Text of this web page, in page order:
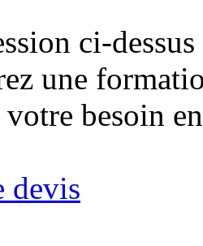
ci-
une
besoin
devis